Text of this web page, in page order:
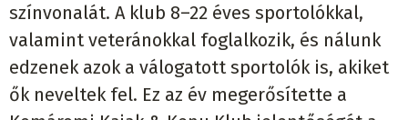
színvonalát. A klub 8–22 éves sportolókkal,
valamint veteránokkal foglalkozik, és nálunk
edzenek azok a válogatott sportolók is, akiket
ők neveltek fel. Ez az év megerősítette a